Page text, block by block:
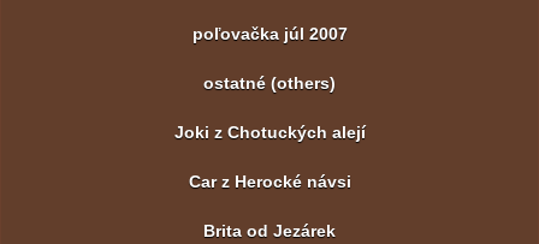
poľovačka júl 2007
ostatné (others)
Joki z Chotuckých alejí
Car z Herocké návsi
Brita od Jezárek